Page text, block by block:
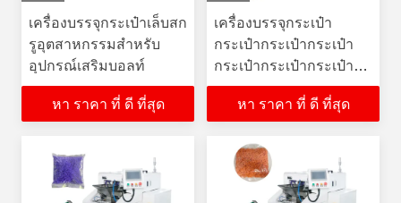
เครื่องบรรจุกระเป๋าเล็บสก
รูอุตสาหกรรมสําหรับ
อุปกรณ์เสริมบอลท์
หา ราคา ที่ ดี ที่สุด
เครื่องบรรจุกระเป๋า
กระเป๋ากระเป๋ากระเป๋า
กระเป๋ากระเป๋ากระเป๋า
กระเป๋ากระเป๋ากระเป๋า
หา ราคา ที่ ดี ที่สุด